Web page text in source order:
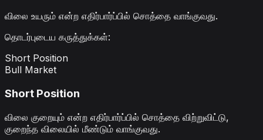
விலை உயரும் என்ற எதிர்பார்ப்பில் சொத்தை வாங்குவது.
தொடர்புடைய கருத்துக்கள்:
Short Position
Bull Market
Short Position
விலை குறையும் என்ற எதிர்பார்ப்பில் சொத்தை விற்றுவிட்டு,
குறைந்த விலையில் மீண்டும் வாங்குவது.